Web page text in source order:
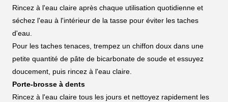
Rincez à l'eau claire après chaque utilisation quotidienne et
séchez l'eau à l'intérieur de la tasse pour éviter les taches
d'eau.
Pour les taches tenaces, trempez un chiffon doux dans une
petite quantité de pâte de bicarbonate de soude et essuyez
doucement, puis rincez à l'eau claire.
Porte-brosse à dents
Rincez à l'eau claire tous les jours et nettoyez rapidement les